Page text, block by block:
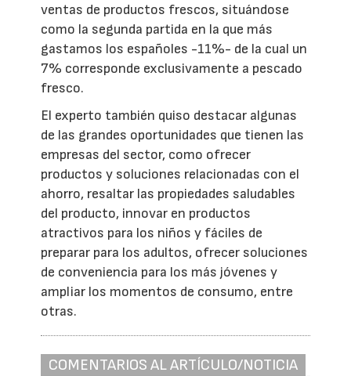
ventas de productos frescos, situándose
como la segunda partida en la que más
gastamos los españoles -11%- de la cual un
7% corresponde exclusivamente a pescado
fresco.
El experto también quiso destacar algunas
de las grandes oportunidades que tienen las
empresas del sector, como ofrecer
productos y soluciones relacionadas con el
ahorro, resaltar las propiedades saludables
del producto, innovar en productos
atractivos para los niños y fáciles de
preparar para los adultos, ofrecer soluciones
de conveniencia para los más jóvenes y
ampliar los momentos de consumo, entre
otras.
COMENTARIOS AL ARTÍCULO/NOTICIA